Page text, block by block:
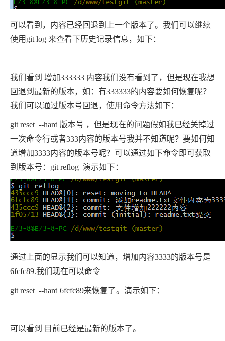
可以看到，内容已经回退到上一个版本了。我们可以继续
使用git log 来查看下历史记录信息，如下：
我们看到 增加333333 内容我们没有看到了，但是现在我想
回退到最新的版本，如：有333333的内容要如何恢复呢？
我们可以通过版本号回退，使用命令方法如下：
git reset --hard 版本号 ，但是现在的问题假如我已经关掉过
一次命令行或者333内容的版本号我并不知道呢？要如何知
道增加3333内容的版本号呢？可以通过如下命令即可获取
到版本号：git reflog 演示如下：
通过上面的显示我们可以知道，增加内容3333的版本号是
6fcfc89.我们现在可以命令
git reset --hard 6fcfc89来恢复了。演示如下：
可以看到 目前已经是最新的版本了。